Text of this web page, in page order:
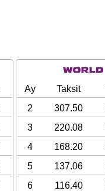
Ay Taksit
2
307.50
3
220.08
4
168.20
5
137.06
6
116.40